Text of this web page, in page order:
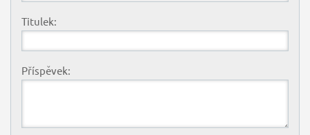
Titulek:
Příspěvek: